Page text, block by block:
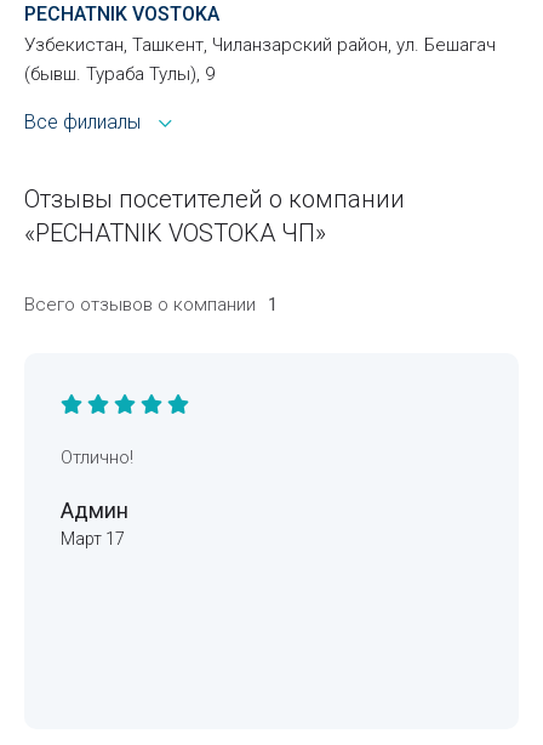
PECHATNIK VOSTOKA
Узбекистан, Ташкент, Чиланзарский район, ул. Бешагач
(бывш. Тураба Тулы), 9
Все филиалы
Отзывы посетителей о компании
«PECHATNIK VOSTOKA ЧП»
Всего отзывов о компании 1
Отлично!
Админ
Март 17